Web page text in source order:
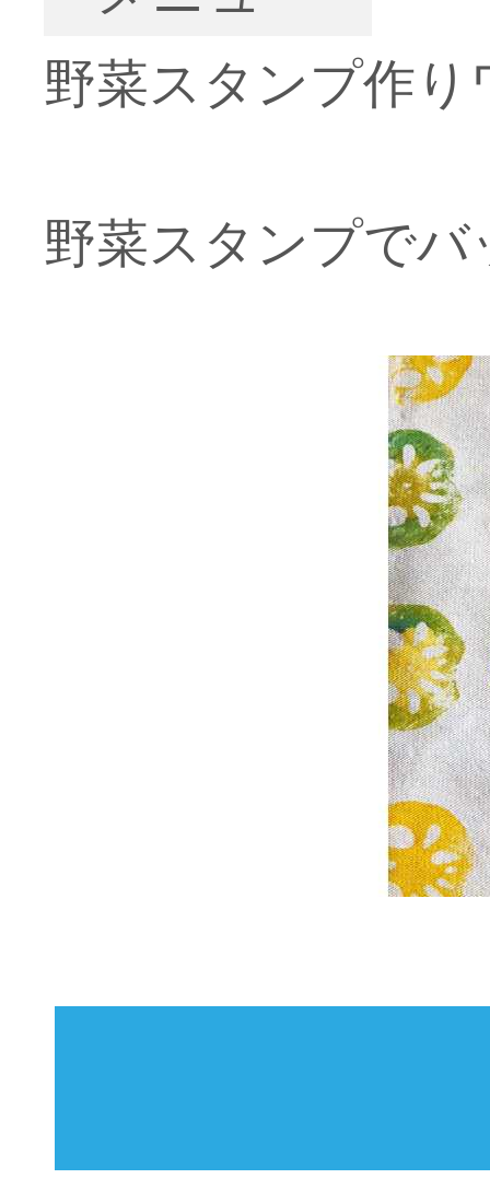
野菜スタンプ作
野菜スタンプで